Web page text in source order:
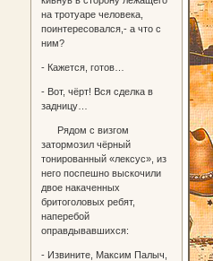
на тротуаре человека,
поинтересовался,- а что с
ним?
- Кажется, готов…
- Вот, чёрт! Вся сделка в
задницу…
Рядом с визгом
затормозил чёрный
тонированный «лексус», из
него поспешно выскочили
двое накаченных
бритоголовых ребят,
наперебой
оправдывавшихся:
- Извините, Максим Палыч,